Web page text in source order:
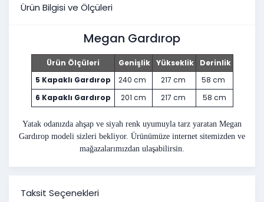
Ürün Bilgisi ve Ölçüleri
Megan Gardırop
Ürün Ölçüleri Genişlik Yükseklik
Derinlik
5 Kapaklı Gardırop
240 cm 217 cm
58 cm
6 Kapaklı Gardırop
201 cm 217 cm 58 cm
Yatak odanızda ahşap ve siyah renk uyumuyla tarz yaratan Megan
Gardırop modeli sizleri bekliyor. Ürünümüze internet sitemizden ve
mağazalarımızdan ulaşabilirsin.
Taksit Seçenekleri